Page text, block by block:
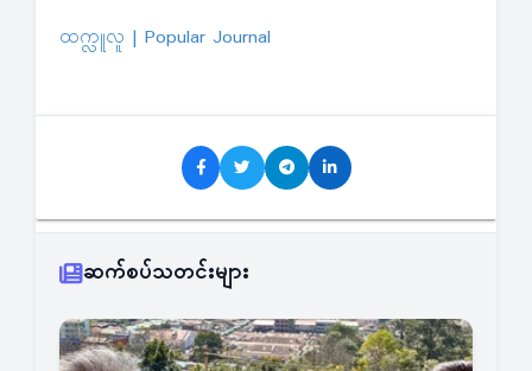
ထက္လူလူ | Popular Journal
ဆက်စပ်သတင်းများ